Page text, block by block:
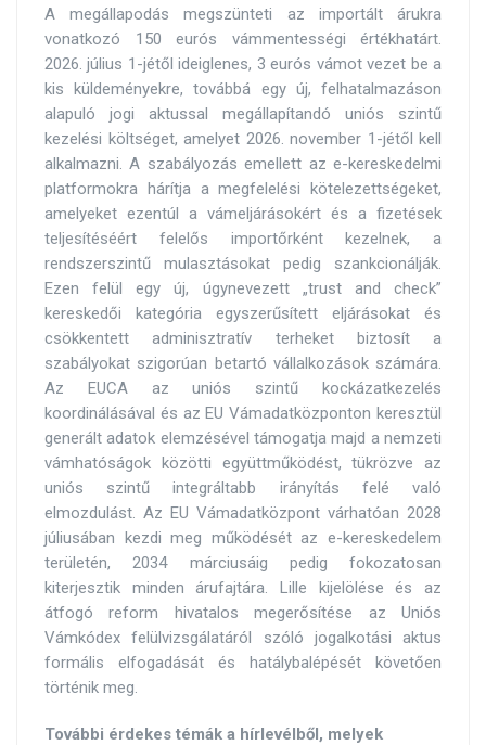
A megállapodás megszünteti az importált árukra
vonatkozó 150 eurós vámmentességi értékhatárt.
2026. július 1-jétől ideiglenes, 3 eurós vámot vezet be a
kis küldeményekre, továbbá egy új, felhatalmazáson
alapuló jogi aktussal megállapítandó uniós szintű
kezelési költséget, amelyet 2026. november 1-jétől kell
alkalmazni. A szabályozás emellett az e-kereskedelmi
platformokra hárítja a megfelelési kötelezettségeket,
amelyeket ezentúl a vámeljárásokért és a fizetések
teljesítéséért felelős importőrként kezelnek, a
rendszerszintű mulasztásokat pedig szankcionálják.
Ezen felül egy új, úgynevezett „trust and check”
kereskedői kategória egyszerűsített eljárásokat és
csökkentett adminisztratív terheket biztosít a
szabályokat szigorúan betartó vállalkozások számára.
Az EUCA az uniós szintű kockázatkezelés
koordinálásával és az EU Vámadatközponton keresztül
generált adatok elemzésével támogatja majd a nemzeti
vámhatóságok közötti együttműködést, tükrözve az
uniós szintű integráltabb irányítás felé való
elmozdulást. Az EU Vámadatközpont várhatóan 2028
júliusában kezdi meg működését az e-kereskedelem
területén, 2034 márciusáig pedig fokozatosan
kiterjesztik minden árufajtára. Lille kijelölése és az
átfogó reform hivatalos megerősítése az Uniós
Vámkódex felülvizsgálatáról szóló jogalkotási aktus
formális elfogadását és hatálybalépését követően
történik meg.
További érdekes témák a hírlevélből, melyek